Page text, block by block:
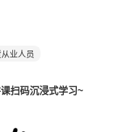
业人员
扫码沉浸式学习~